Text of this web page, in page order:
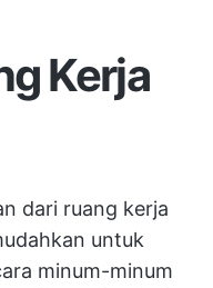
Kerja
dari ruang kerja
untuk
minum-minum